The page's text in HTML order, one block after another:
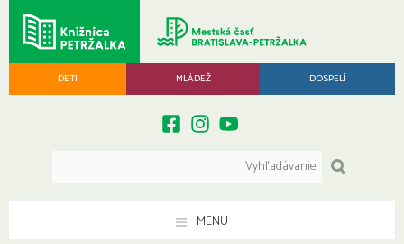
DETI MLÁDEŽ DOSPELÍ
MENU